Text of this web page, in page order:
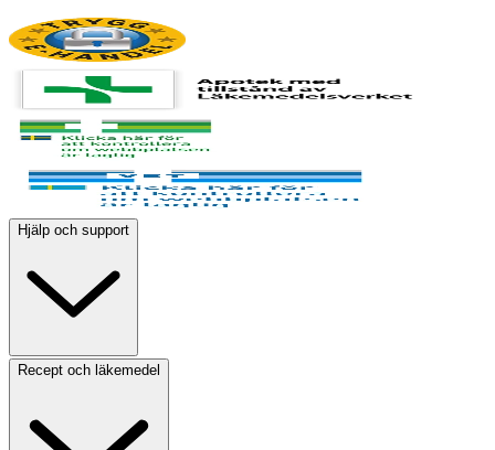
Hjälp och support
Recept och läkemedel